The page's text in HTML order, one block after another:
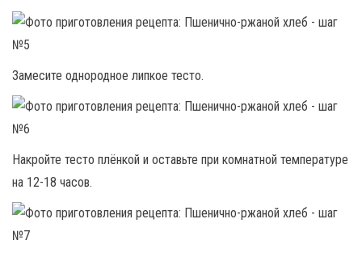
Замесите однородное липкое тесто.
Накройте тесто плёнкой и оставьте при комнатной температуре
на 12-18 часов.